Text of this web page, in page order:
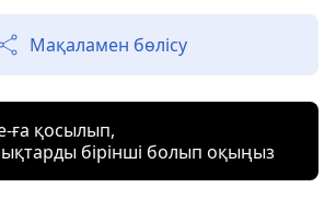
Мақаламен бөлісу
ға қосылып,
бірінші болып оқыңыз